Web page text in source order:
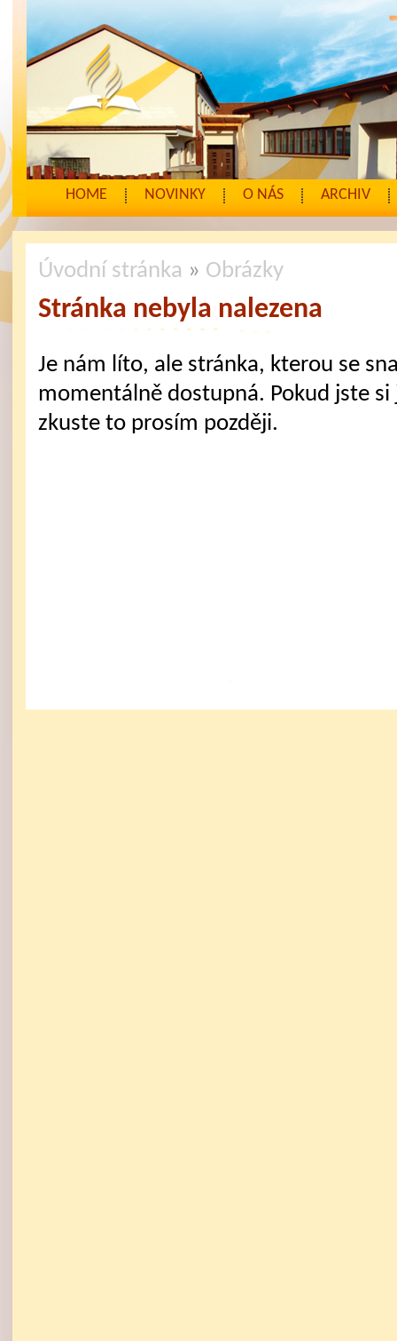
HOME NOVINKY O NÁS ARCHIV
Úvodní stránka » Obrázky
Stránka nebyla nalezena
Je nám líto, ale stránka, kterou se
momentálně dostupná. Pokud jste
zkuste to prosím později.